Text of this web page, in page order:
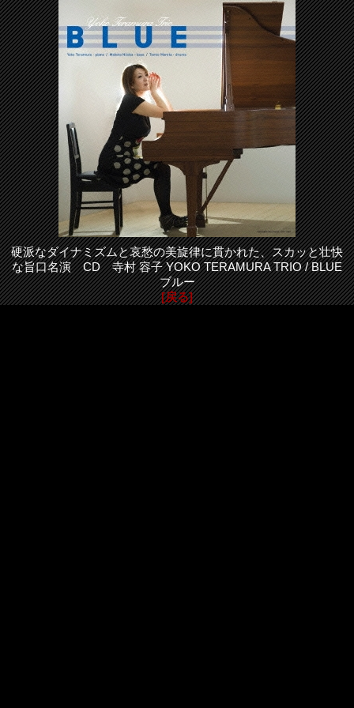
硬派なダイナミズムと哀愁の美旋律に貫かれた、スカッと壮快
な旨口名演 CD 寺村 容子 YOKO TERAMURA TRIO / BLUE
ブルー
[戻る]